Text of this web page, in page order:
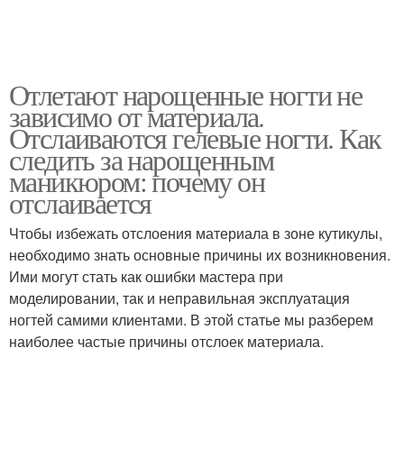
Отлетают нарощенные ногти не
зависимо от материала.
Отслаиваются гелевые ногти. Как
следить за нарощенным
маникюром: почему он
отслаивается
Чтобы избежать отслоения материала в зоне кутикулы,
необходимо знать основные причины их возникновения.
Ими могут стать как ошибки мастера при
моделировании, так и неправильная эксплуатация
ногтей самими клиентами. В этой статье мы разберем
наиболее частые причины отслоек материала.